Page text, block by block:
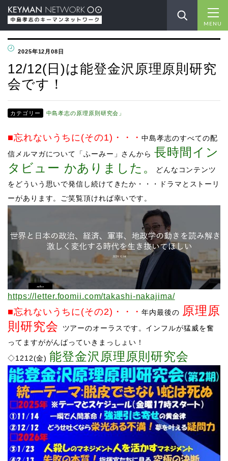
MENU
2025年12月08日
12/12(日)は能登金沢原理原則研究
会です！
カテゴリー 中島孝志の原理原則研究会」
■忘れないうちに(その1) ・・・中島孝志のすべての配
信メルマガについて「ふーみー」さんから 長時間イン
タビュー かありました。
どんなコンテンツ
をどういう思いで発信し続けてきたか・・・ドラマとストーリ
ーがあります。ご笑覧頂ければ幸いです。
https://letter.foomii.com/takashi-nakajima/
■忘れないうちに(その2) ・・・年内最後の 原理原
則研究会
ツアーのオーラスです。インフルが猛威を奮
ってますががんばっていきまっしょい！
​​◇1212(金) 能登金沢原理原則研究会